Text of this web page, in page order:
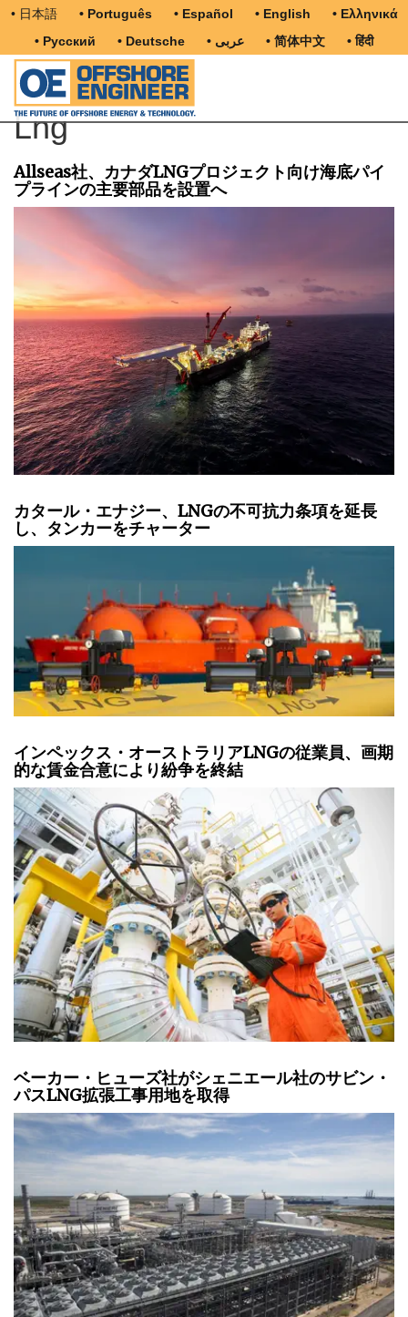
• 日本語 • Português • Español • English
• Ελληνικά
• Русский
• Deutsche • عربى • 简体中文 • हिंदी
Lng
Allseas社、カナダLNGプロジェクト向け海底パイ
プラインの主要部品を設置へ
カタール・エナジー、LNGの不可抗力条項を延長
し、タンカーをチャーター
インペックス・オーストラリアLNGの従業員、画期
的な賃金合意により紛争を終結
ベーカー・ヒューズ社がシェニエール社のサビン・
パスLNG拡張工事用地を取得